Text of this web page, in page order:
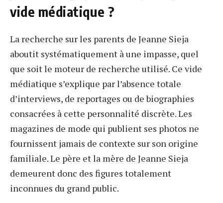
vide médiatique ?
La recherche sur les parents de Jeanne Sieja
aboutit systématiquement à une impasse, quel
que soit le moteur de recherche utilisé. Ce vide
médiatique s’explique par l’absence totale
d’interviews, de reportages ou de biographies
consacrées à cette personnalité discrète. Les
magazines de mode qui publient ses photos ne
fournissent jamais de contexte sur son origine
familiale. Le père et la mère de Jeanne Sieja
demeurent donc des figures totalement
inconnues du grand public.